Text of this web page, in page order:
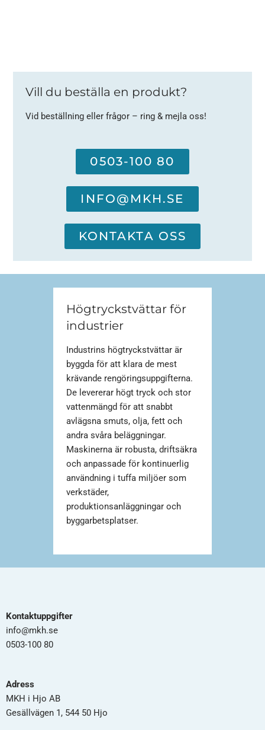
Vill du beställa en produkt?
Vid beställning eller frågor – ring & mejla oss!
0503-100 80
INFO@MKH.SE
KONTAKTA OSS
Högtryckstvättar för
industrier
Industrins högtryckstvättar är
byggda för att klara de mest
krävande rengöringsuppgifterna.
De levererar högt tryck och stor
vattenmängd för att snabbt
avlägsna smuts, olja, fett och
andra svåra beläggningar.
Maskinerna är robusta, driftsäkra
och anpassade för kontinuerlig
användning i tuffa miljöer som
verkstäder,
produktionsanläggningar och
byggarbetsplatser.
Kontaktuppgifter
info@mkh.se
0503-100 80
Adress
MKH i Hjo AB
Gesällvägen 1, 544 50 Hjo